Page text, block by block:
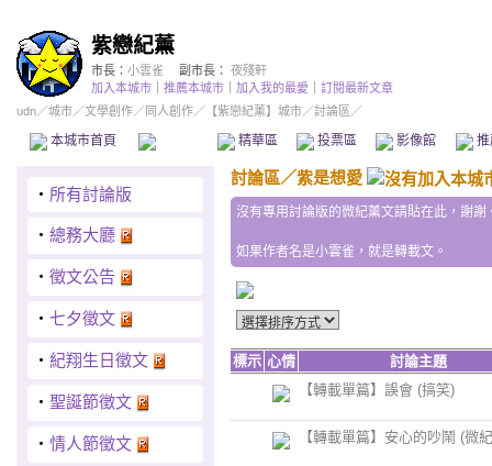
紫戀紀薰
市長： 小雲雀 副市長： 夜殘軒
加入本城市
推薦本城市 加入我的最愛
訂閱最新文章
udn／城市／文學創作／同人創作／ 【紫戀紀薰】城市／討論區／
本城市首頁 精華區 投票區 影像館
‧ 所有討論版
‧ 總務大廳
‧ 徵文公告
‧ 七夕徵文
‧ 紀翔生日徵文
‧ 聖誕節徵文
‧ 情人節徵文
討論區／紫是想愛
沒有專用討論版的微紀薰文請貼在此，謝謝
如果作者名是小雲雀，就是轉載文。
標示 心情
討論主題
【轉載單篇】誤會 (搞笑)
【轉載單篇】安心的吵鬧 (微